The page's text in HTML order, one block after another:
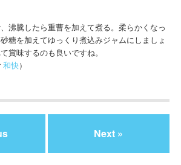
沸騰したら重曹を加えて煮る。柔らかくなっ
糖を加えてゆっくり煮込みジャムにしましょ
賞味するのも良いですね。
和快）
Next »